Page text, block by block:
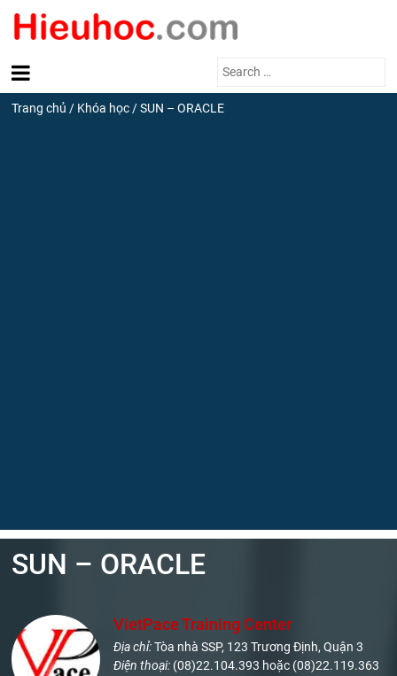
Search
Trang chủ / Khóa học /SUN – ORACLE
SUN – ORACLE
VietPace Training Center
Địa chỉ:Tòa nhà SSP, 123 Trương Định, Quận 3
Điện thoại: (08)22.104.393 hoặc (08)22.119.363